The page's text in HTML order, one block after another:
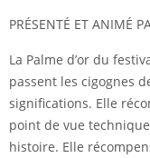
PRÉSENTÉ ET ANIMÉ
La Palme d’or du
passent les cigognes
significations. Elle
point de vue
histoire. Elle